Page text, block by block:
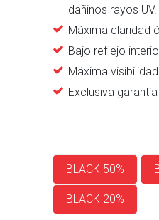
dañinos rayos UV.
Máxima claridad
Bajo reflejo
Máxima
Exclusiva
BLACK 50%
BLACK 20%